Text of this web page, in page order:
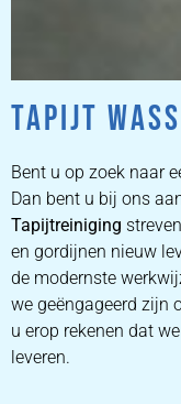
ZETEL
TAPIJT
Bent u op zoek naar
Dan bent u bij ons
Tapijtreiniging
en gordijnen nieuw
de modernste
we geëngageerd zijn
u erop rekenen dat
leveren.